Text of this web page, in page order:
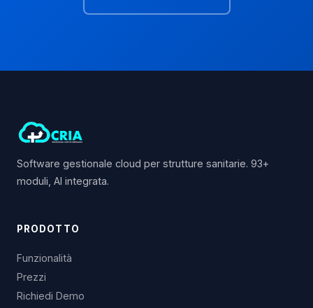
Software gestionale cloud per strutture sanitarie. 93+
moduli, AI integrata.
PRODOTTO
Funzionalità
Prezzi
Richiedi Demo